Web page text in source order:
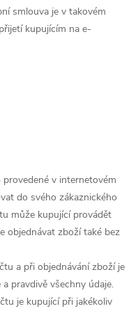
smlouva je v takovém
kupujícím na e-
v internetovém
do svého zákaznického
může kupující provádět
objednávat zboží také bez
a při objednávání zboží je
pravdivě všechny údaje.
je kupující při jakékoliv